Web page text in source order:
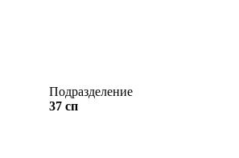
Подразделение
37 сп